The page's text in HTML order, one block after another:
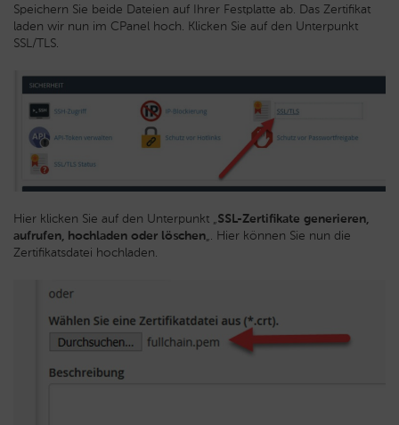
Speichern Sie beide Dateien auf Ihrer Festplatte ab. Das Zertifikat
laden wir nun im CPanel hoch. Klicken Sie auf den Unterpunkt
SSL/TLS.
Hier klicken Sie auf den Unterpunkt „SSL-Zertifikate generieren,
aufrufen, hochladen oder löschen„. Hier können Sie nun die
Zertifikatsdatei hochladen.